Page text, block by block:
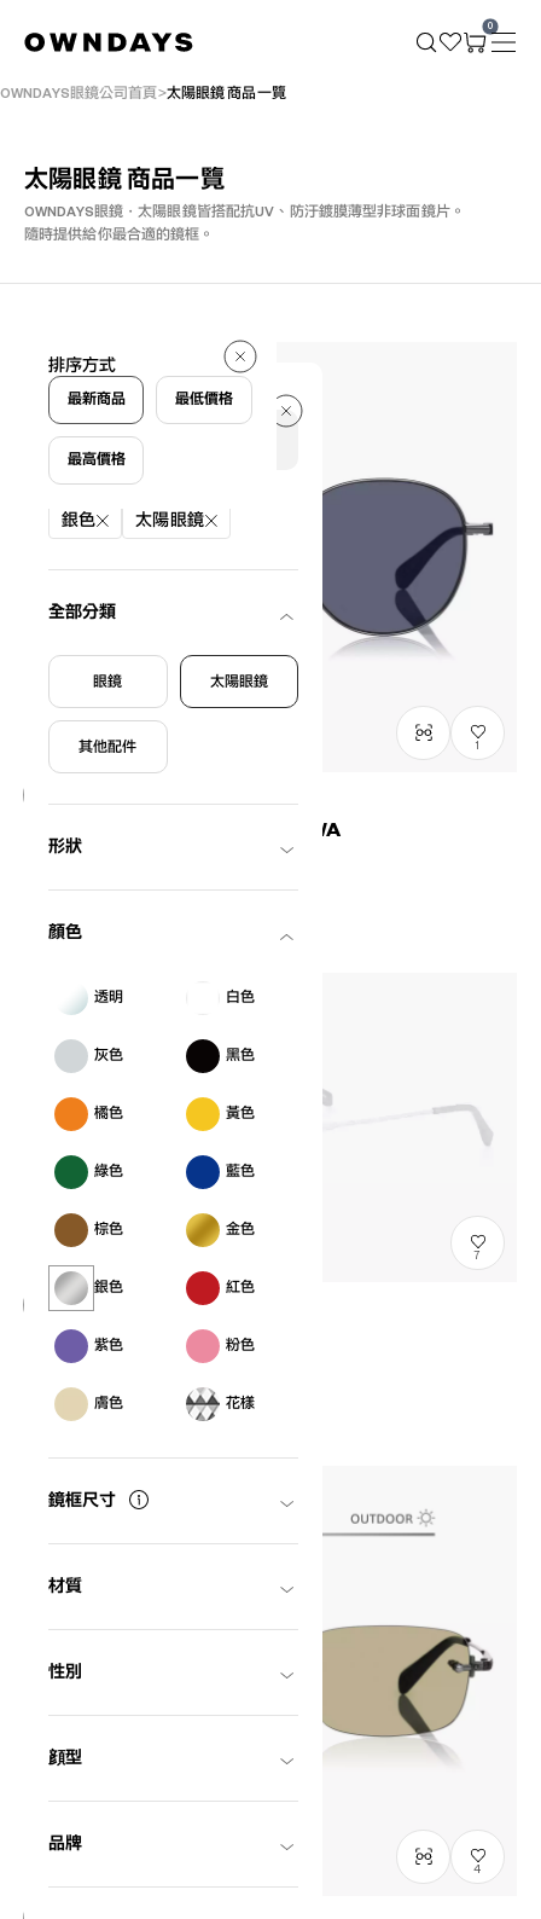
0
OWNDAYS眼鏡公司首頁 太陽眼鏡 商品一覽
太陽眼鏡 商品一覽
OWNDAYS眼鏡・太陽眼鏡皆搭配抗UV、防汙鍍膜薄型非球面鏡片。
隨時提供給你最合適的鏡框。
32 件
篩選條件
銀色 太陽眼鏡
全部分類
眼鏡 太陽眼鏡
其他配件
形狀
顏色
透明 白色
灰色 黑色
橘色 黃色
綠色 藍色
棕色 金色
銀色 紅色
紫色 粉色
膚色 花樣
鏡框尺寸
材質
性別
顔型
品牌
排序方式
最新商品 最低價格
最高價格
1
OWNDAYS × MAKIKO TAKIZAWA
Elegant Model
NT$3,790
7
OWNDAYS | SUN
SNP1026Le-X
NT$500
4